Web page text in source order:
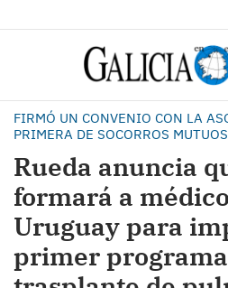
FIRMÓ UN CONVENIO CON LA
PRIMERA DE SOCORROS
Rueda anuncia
formará a
Uruguay para
primer